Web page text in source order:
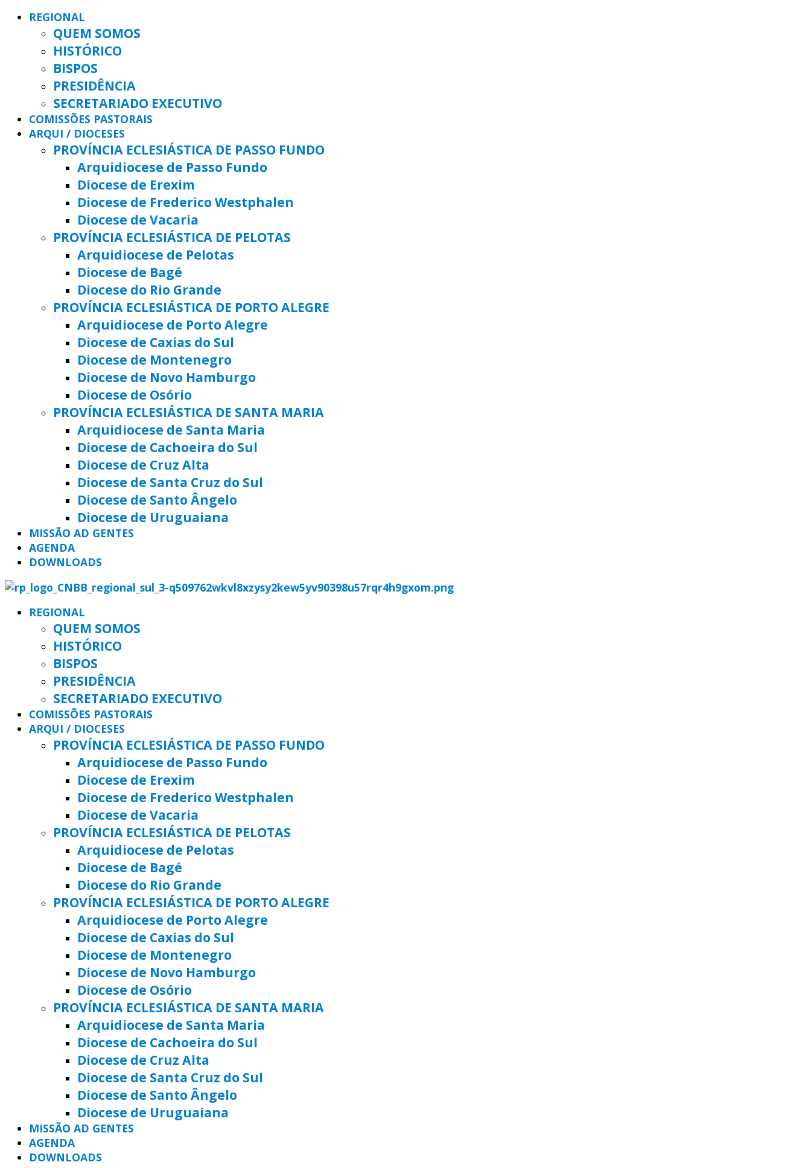
REGIONAL
QUEM SOMOS
HISTÓRICO
BISPOS
PRESIDÊNCIA
SECRETARIADO EXECUTIVO
COMISSÕES PASTORAIS
ARQUI / DIOCESES
PROVÍNCIA ECLESIÁSTICA DE PASSO FUNDO
Arquidiocese de Passo Fundo
Diocese de Erexim
Diocese de Frederico Westphalen
Diocese de Vacaria
PROVÍNCIA ECLESIÁSTICA DE PELOTAS
Arquidiocese de Pelotas
Diocese de Bagé
Diocese do Rio Grande
PROVÍNCIA ECLESIÁSTICA DE PORTO ALEGRE
Arquidiocese de Porto Alegre
Diocese de Caxias do Sul
Diocese de Montenegro
Diocese de Novo Hamburgo
Diocese de Osório
PROVÍNCIA ECLESIÁSTICA DE SANTA MARIA
Arquidiocese de Santa Maria
Diocese de Cachoeira do Sul
Diocese de Cruz Alta
Diocese de Santa Cruz do Sul
Diocese de Santo Ângelo
Diocese de Uruguaiana
MISSÃO AD GENTES
AGENDA
DOWNLOADS
REGIONAL
QUEM SOMOS
HISTÓRICO
BISPOS
PRESIDÊNCIA
SECRETARIADO EXECUTIVO
COMISSÕES PASTORAIS
ARQUI / DIOCESES
PROVÍNCIA ECLESIÁSTICA DE PASSO FUNDO
Arquidiocese de Passo Fundo
Diocese de Erexim
Diocese de Frederico Westphalen
Diocese de Vacaria
PROVÍNCIA ECLESIÁSTICA DE PELOTAS
Arquidiocese de Pelotas
Diocese de Bagé
Diocese do Rio Grande
PROVÍNCIA ECLESIÁSTICA DE PORTO ALEGRE
Arquidiocese de Porto Alegre
Diocese de Caxias do Sul
Diocese de Montenegro
Diocese de Novo Hamburgo
Diocese de Osório
PROVÍNCIA ECLESIÁSTICA DE SANTA MARIA
Arquidiocese de Santa Maria
Diocese de Cachoeira do Sul
Diocese de Cruz Alta
Diocese de Santa Cruz do Sul
Diocese de Santo Ângelo
Diocese de Uruguaiana
MISSÃO AD GENTES
AGENDA
DOWNLOADS